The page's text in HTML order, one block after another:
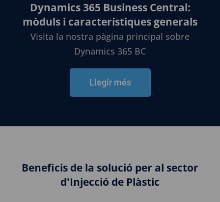
Dynamics 365 Business Central:
mòduls i característiques generals
Visita la nostra pàgina principal sobre
Dynamics 365 BC
Llegir més
Beneficis de la solució per al sector
d'Injecció de Plàstic